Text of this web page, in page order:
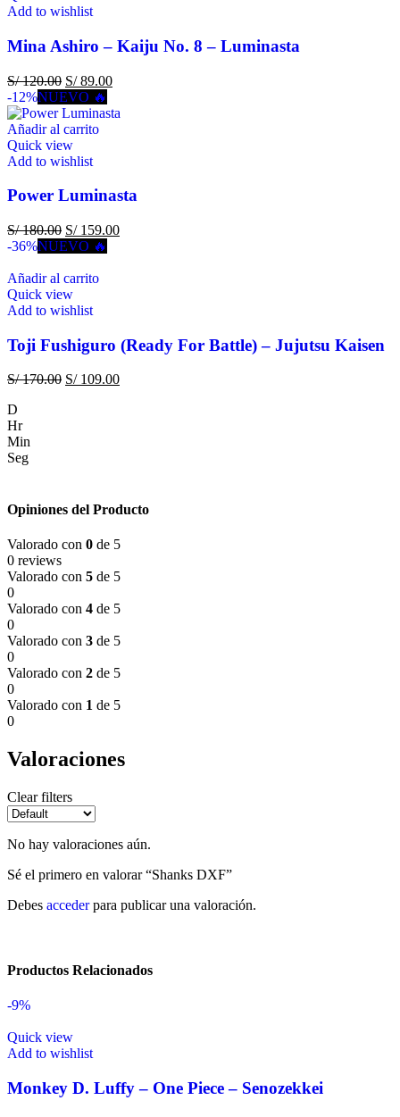
Add to wishlist
Mina Ashiro – Kaiju No. 8 – Luminasta
S/120.00 S/89.00
-12%NUEVO 🔥
Añadir al carrito
Quick view
Add to wishlist
Power Luminasta
S/180.00 S/159.00
-36%NUEVO 🔥
Añadir al carrito
Quick view
Add to wishlist
Toji Fushiguro (Ready For Battle) – Jujutsu Kaisen
S/170.00 S/109.00
D
Hr
Min
Seg
Opiniones del Producto
Valorado con 0 de 5
0 reviews
Valorado con 5 de 5
0
Valorado con 4 de 5
0
Valorado con 3 de 5
0
Valorado con 2 de 5
0
Valorado con 1 de 5
0
Valoraciones
Clear filters
No hay valoraciones aún.
Sé el primero en valorar “Shanks DXF”
Debes accederpara publicar una valoración.
Productos Relacionados
-9%
Quick view
Add to wishlist
Monkey D. Luffy – One Piece – Senozekkei